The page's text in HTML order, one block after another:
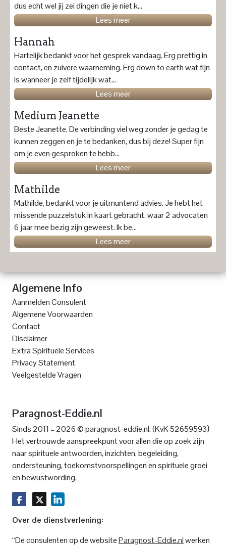
dus echt wel jij zei dingen die je niet k...
Lees meer
Hannah
Hartelijk bedankt voor het gesprek vandaag. Erg prettig in
contact, en zuivere waarneming. Erg down to earth wat fijn
is wanneer je zelf tijdelijk wat...
Lees meer
Medium Jeanette
Beste Jeanette, De verbinding viel weg zonder je gedag te
kunnen zeggen en je te bedanken, dus bij deze! Super fijn
om je even gesproken te hebb...
Lees meer
Mathilde
Mathilde, bedankt voor je uitmuntend advies. Je hebt het
missende puzzelstuk in kaart gebracht, waar 2 advocaten
6 jaar mee bezig zijn geweest. Ik be...
Lees meer
Algemene Info
Aanmelden Consulent
Algemene Voorwaarden
Contact
Disclaimer
Extra Spirituele Services
Privacy Statement
Veelgestelde Vragen
Paragnost-Eddie.nl
Sinds 2011 – 2026 © paragnost-eddie.nl. (KvK 52659593)
Het vertrouwde aanspreekpunt voor allen die op zoek zijn
naar spirituele antwoorden, inzichten, begeleiding,
ondersteuning, toekomstvoorspellingen en spirituele groei
en bewustwording.
Over de dienstverlening:
“De consulenten op de websiteParagnost-Eddie.nlwerken